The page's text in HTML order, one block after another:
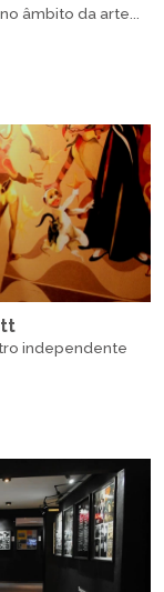
âmbito da arte...
independente